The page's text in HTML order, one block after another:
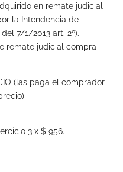
en remate judicial
la Intendencia de
7/1/2013 art. 2º).
remate judicial compra
(las paga el comprador
3 x $ 956.-